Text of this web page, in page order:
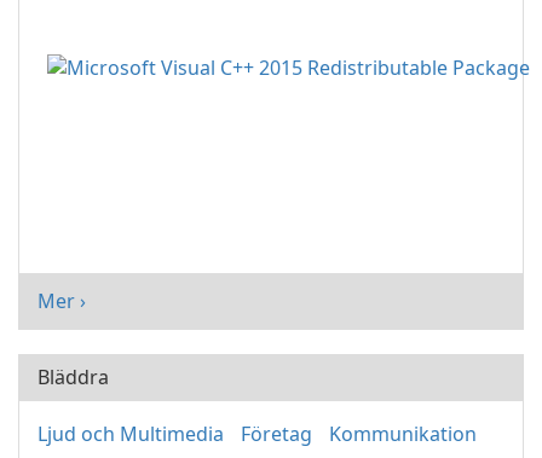
Mer ›
Bläddra
Ljud och Multimedia Företag
Kommunikation